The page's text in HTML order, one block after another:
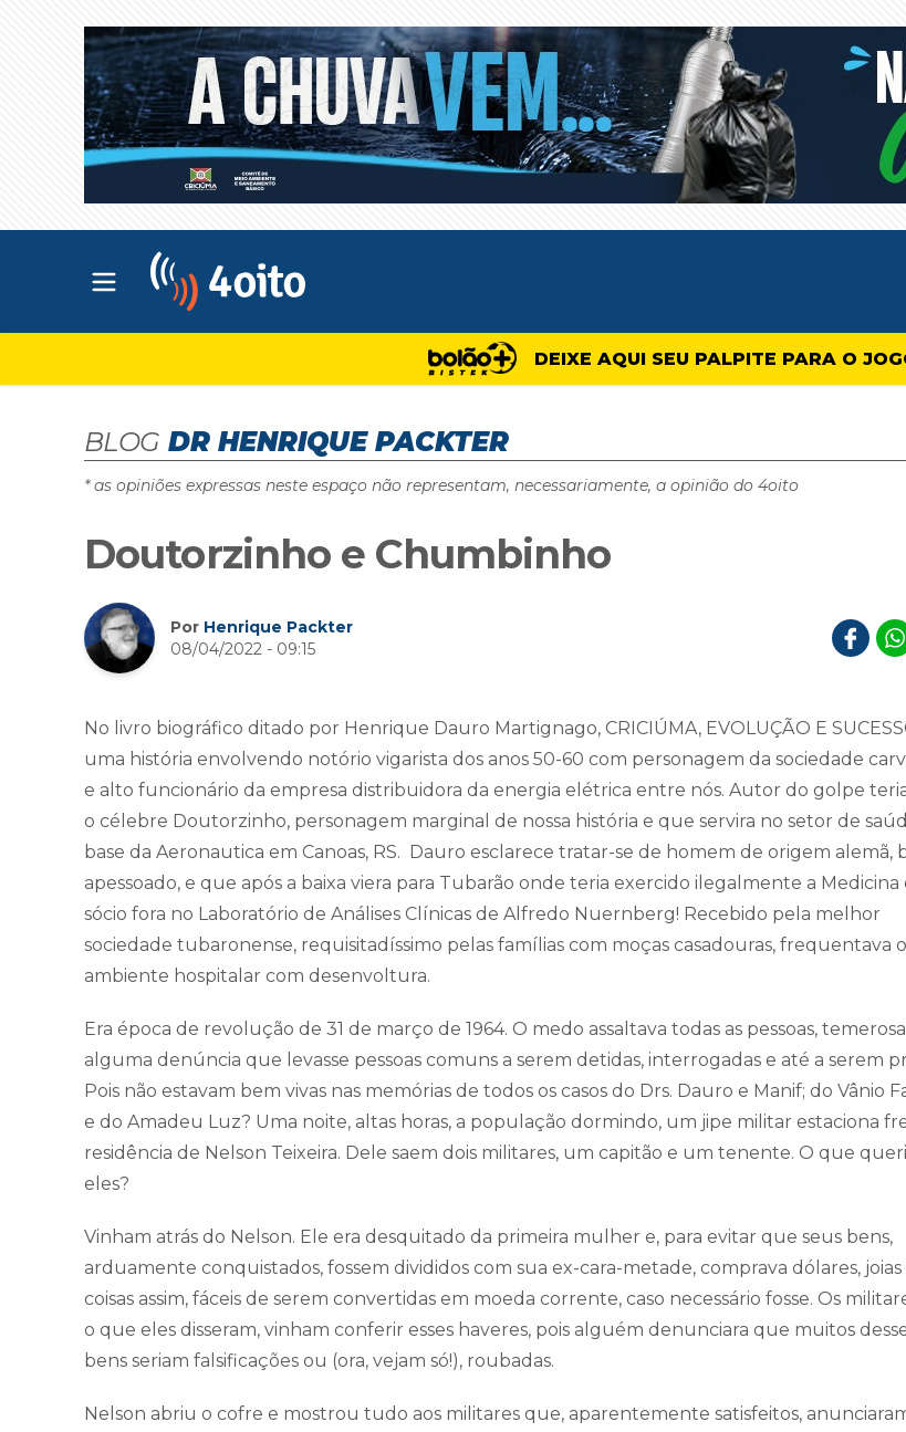
Abrir menu principal
DEIXE AQUI SEU PALPITE PARA O
BLOG DR HENRIQUE PACKTER
* as opiniões expressas neste espaço não representam, necessariamente, a opinião do 4oito
Doutorzinho e Chumbinho
Por Henrique Packter
08/04/2022 - 09:15
No livro biográfico ditado por Henrique Dauro Martignago, CRICIÚMA, EVOLUÇÃO E
uma história envolvendo notório vigarista dos anos 50-60 com personagem da sociedade
e alto funcionário da empresa distribuidora da energia elétrica entre nós. Autor do golpe
o célebre Doutorzinho, personagem marginal de nossa história e que servira no setor de
base da Aeronautica em Canoas, RS. Dauro esclarece tratar-se de homem de origem alemã,
apessoado, e que após a baixa viera para Tubarão onde teria exercido ilegalmente a Medicina
sócio fora no Laboratório de Análises Clínicas de Alfredo Nuernberg! Recebido pela melhor
sociedade tubaronense, requisitadíssimo pelas famílias com moças casadouras, frequentava o
ambiente hospitalar com desenvoltura.
Era época de revolução de 31 de março de 1964. O medo assaltava todas as pessoas,
alguma denúncia que levasse pessoas comuns a serem detidas, interrogadas e até a serem
Pois não estavam bem vivas nas memórias de todos os casos do Drs. Dauro e Manif; do Vânio
e do Amadeu Luz? Uma noite, altas horas, a população dormindo, um jipe militar estaciona
residência de Nelson Teixeira. Dele saem dois militares, um capitão e um tenente. O que
eles?
Vinham atrás do Nelson. Ele era desquitado da primeira mulher e, para evitar que seus bens,
arduamente conquistados, fossem divididos com sua ex-cara-metade, comprava dólares, joias
coisas assim, fáceis de serem convertidas em moeda corrente, caso necessário fosse. Os
o que eles disseram, vinham conferir esses haveres, pois alguém denunciara que muitos
bens seriam falsificações ou (ora, vejam só!), roubadas.
Nelson abriu o cofre e mostrou tudo aos militares que, aparentemente satisfeitos,